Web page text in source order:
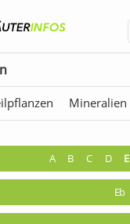
Mineralien
A B C D E
Eb